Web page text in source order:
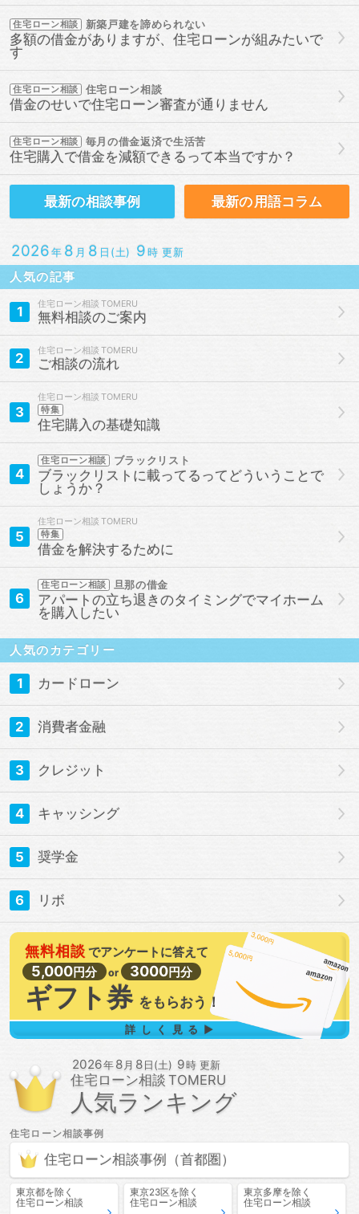
住宅ローン相談 新築戸建を諦められない
多額の借金がありますが、住宅ローンが組みたいで
す
住宅ローン相談 住宅ローン相談
借金のせいで住宅ローン審査が通りません
住宅ローン相談 毎月の借金返済で生活苦
住宅購入で借金を減額できるって本当ですか？
最新の相談事例 最新の 用語コラム
2026 年 8 月 8 日(土) 9時 更新
人気の記事
1 住宅ローン相談
無料相談のご案内
2 住宅ローン相談
ご相談の流れ
3
住宅ローン相談
特集
住宅購入の基礎知識
4
住宅ローン相談 ブラックリスト
ブラックリストに載ってるってどういうことで
しょうか？
5
住宅ローン相談
特集
借金を解決するために
6
住宅ローン相談 旦那の借金
アパートの立ち退きのタイミングでマイホーム
を購入したい
人気のカテゴリー
1 カードローン
2 消費者金融
3 クレジット
4 キャッシング
5 奨学金
6 リボ
無料相談 でアンケートに答えて
5,000円分 or 3000円分
ギフト券 を もらおう！
詳しく見る▶
2026年8 月 8 日(土) 9時 更新
住宅ローン相談
人気ランキング
住宅ローン相談事例
住宅ローン相談事例 （首都圏）
東京都を除く
住宅ローン相談
東京23区を除く
住宅ローン相談
東京多摩を除く
住宅ローン相談